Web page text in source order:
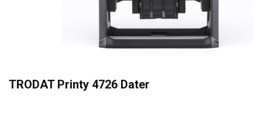
TRODAT Printy 4726 Dater